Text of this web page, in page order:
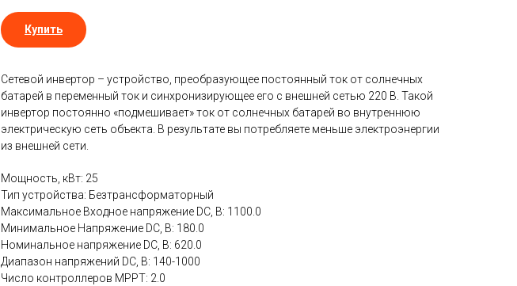
Купить
Сетевой инвертор – устройство, преобразующее постоянный ток от солнечных
батарей в переменный ток и синхронизирующее его с внешней сетью 220 В. Такой
инвертор постоянно «подмешивает» ток от солнечных батарей во внутреннюю
электрическую сеть объекта. В результате вы потребляете меньше электроэнергии
из внешней сети.
Мощность, кВт: 25
Тип устройства: Безтрансформаторный
Максимальное Входное напряжение DC, В: 1100.0
Минимальное Напряжение DC, В: 180.0
Номинальное напряжение DC, В: 620.0
Диапазон напряжений DC, В: 140-1000
Число контроллеров MPPT: 2.0